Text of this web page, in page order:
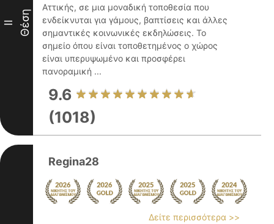
II Θέση
Αττικής, σε μια μοναδική τοποθεσία που
ενδείκνυται για γάμους, βαπτίσεις και άλλες
σημαντικές κοινωνικές εκδηλώσεις. Το
σημείο όπου είναι τοποθετημένος ο χώρος
είναι υπερυψωμένο και προσφέρει
πανοραμική ...
9.6
(1018)
Regina28
Δείτε περισσότερα >>